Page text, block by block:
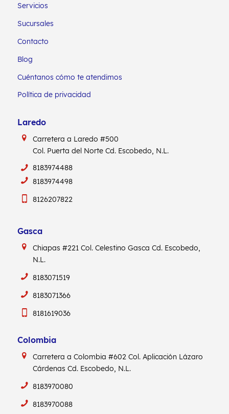
Servicios
Sucursales
Contacto
Blog
Cuéntanos cómo te atendimos
Política de privacidad
Laredo
Carretera a Laredo #500
Col. Puerta del Norte Cd. Escobedo, N.L.
8183974488
8183974498
8126207822
Gasca
Chiapas #221Col. Celestino GascaCd. Escobedo,
N.L.
8183071519
8183071366
8181619036
Colombia
Carretera a Colombia #602Col. Aplicación Lázaro
CárdenasCd. Escobedo, N.L.
8183970080
8183970088